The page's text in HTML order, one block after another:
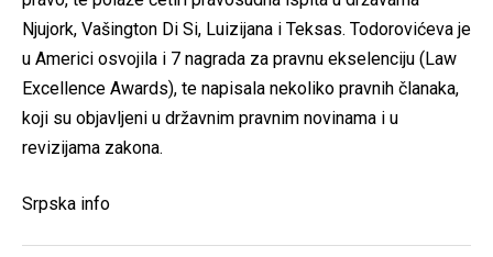
Njujork, Vašington Di Si, Luizijana i Teksas. Todorovićeva je
u Americi osvojila i 7 nagrada za pravnu ekselenciju (Law
Excellence Awards), te napisala nekoliko pravnih članaka,
koji su objavljeni u državnim pravnim novinama i u
revizijama zakona.
Srpska info